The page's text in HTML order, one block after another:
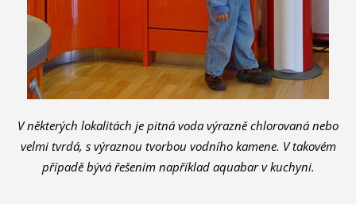
V některých lokalitách je pitná voda výrazně chlorovaná nebo
velmi tvrdá, s výraznou tvorbou vodního kamene. V takovém
případě bývá řešením například aquabar v kuchyni.